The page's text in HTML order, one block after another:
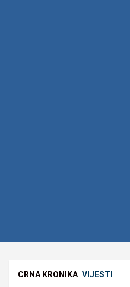
CRNA KRONIKA VIJESTI